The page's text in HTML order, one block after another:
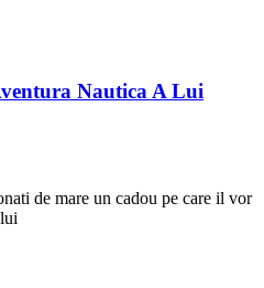
Nautica A Lui
de mare un cadou pe care il vor